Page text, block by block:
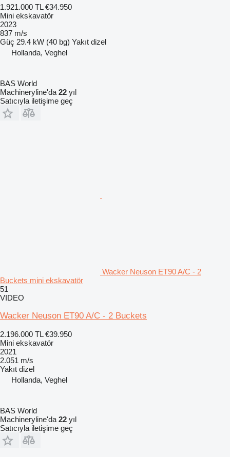
1.921.000 TL €34.950
Mini ekskavatör
2023
837 m/s
Güç 29.4 kW (40 bg) Yakıt dizel
Hollanda, Veghel
BAS World
Machineryline'da 22 yıl
Satıcıyla iletişime geç
Wacker Neuson ET90 A/C - 2
Buckets mini ekskavatör
51
VIDEO
Wacker Neuson ET90 A/C - 2 Buckets
2.196.000 TL €39.950
Mini ekskavatör
2021
2.051 m/s
Yakıt dizel
Hollanda, Veghel
BAS World
Machineryline'da 22 yıl
Satıcıyla iletişime geç